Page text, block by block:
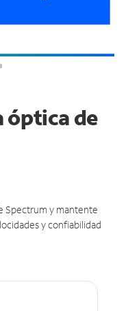
óptica de
Spectrum y mantente
y confiabilidad